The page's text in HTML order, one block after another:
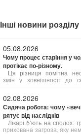
Інші новини розділу
05.08.2026
Чому процес старіння у
протікає по-різному.
Ця різниця помітна
змін у зовнішності до
біології, гормональному
які суспільство
представників обох
розглянемо, чому це
взяти на замітку.
02.08.2026
Сидяча робота: чому
рятує від наслідків
Лікарі б’ють на сполох:
прихована загроза, яку